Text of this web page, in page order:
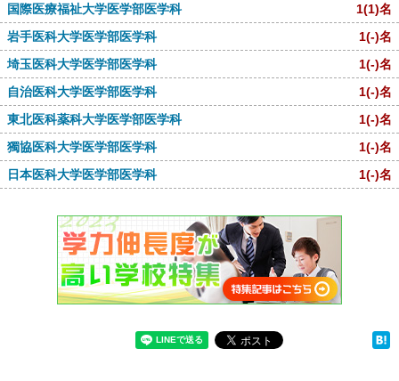
国際医療福祉大学医学部医学科
1(1)名
岩手医科大学医学部医学科
1(-)名
埼玉医科大学医学部医学科
1(-)名
自治医科大学医学部医学科
1(-)名
東北医科薬科大学医学部医学科
1(-)名
獨協医科大学医学部医学科
1(-)名
日本医科大学医学部医学科
1(-)名